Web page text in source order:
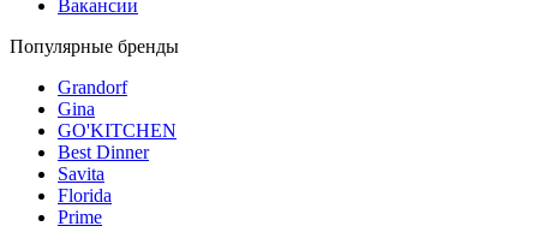
Вакансии
Популярные бренды
Grandorf
Gina
GO'KITCHEN
Best Dinner
Savita
Florida
Prime